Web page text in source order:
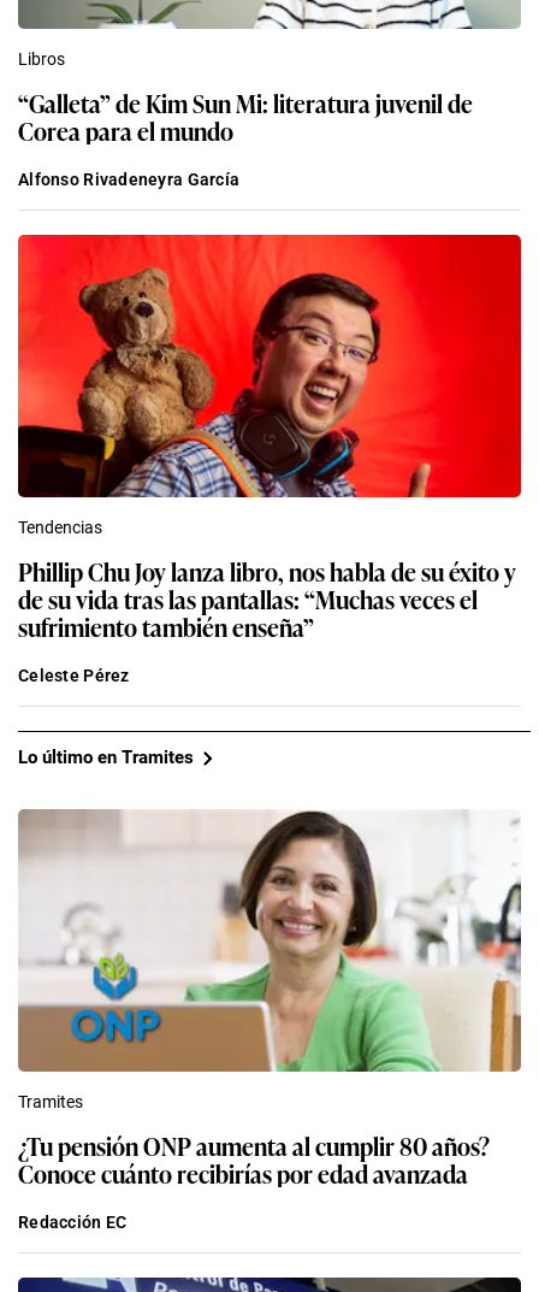
Libros
“Galleta” de Kim Sun Mi: literatura juvenil de
Corea para el mundo
Alfonso Rivadeneyra García
Tendencias
Phillip Chu Joy lanza libro, nos habla de su éxito y
de su vida tras las pantallas: “Muchas veces el
sufrimiento también enseña”
Celeste Pérez
Lo último en Tramites
Tramites
¿Tu pensión ONP aumenta al cumplir 80 años?
Conoce cuánto recibirías por edad avanzada
Redacción EC